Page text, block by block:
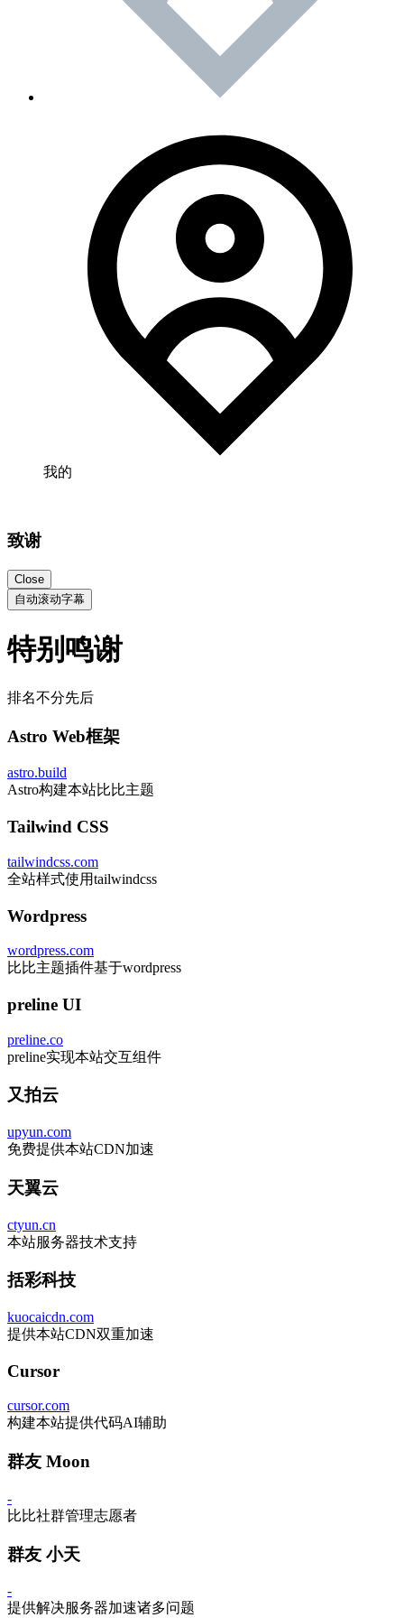
我的
致谢
Close
自动滚动字幕
特别鸣谢
排名不分先后
Astro Web框架
astro.build
Astro构建本站比比主题
Tailwind CSS
tailwindcss.com
全站样式使用tailwindcss
Wordpress
wordpress.com
比比主题插件基于wordpress
preline UI
preline.co
preline实现本站交互组件
又拍云
upyun.com
免费提供本站CDN加速
天翼云
ctyun.cn
本站服务器技术支持
括彩科技
kuocaicdn.com
提供本站CDN双重加速
Cursor
cursor.com
构建本站提供代码AI辅助
群友 Moon
-
比比社群管理志愿者
群友 小天
-
提供解决服务器加速诸多问题